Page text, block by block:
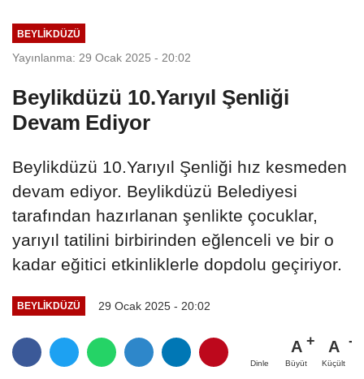
BEYLIKDÜZÜ
Yayınlanma: 29 Ocak 2025 - 20:02
Beylikdüzü 10.Yarıyıl Şenliği
Devam Ediyor
Beylikdüzü 10.Yarıyıl Şenliği hız kesmeden
devam ediyor. Beylikdüzü Belediyesi
tarafından hazırlanan şenlikte çocuklar,
yarıyıl tatilini birbirinden eğlenceli ve bir o
kadar eğitici etkinliklerle dopdolu geçiriyor.
BEYLIKDÜZÜ 29 Ocak 2025 - 20:02
Dinle
A
Büyüt
A
Küçült